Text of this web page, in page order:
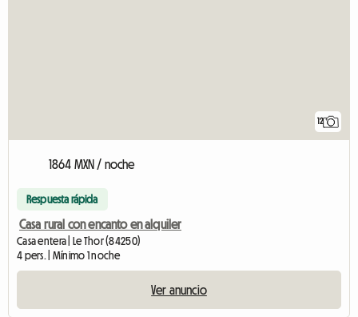
12
1864 MXN / noche
Respuesta rápida
Casa rural con encanto en alquiler
Casa entera | Le Thor (84250)
4 pers. | Mínimo 1 noche
Ver anuncio